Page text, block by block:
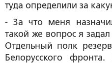
туда определили за
- За что меня
такой же вопрос я
Отдельный полк
Белорусского